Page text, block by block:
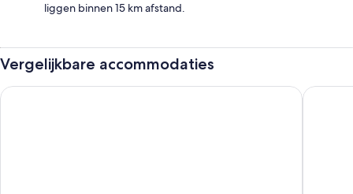
liggen binnen 15 km afstand.
Vergelijkbare accommodaties
Hotel Waterstate